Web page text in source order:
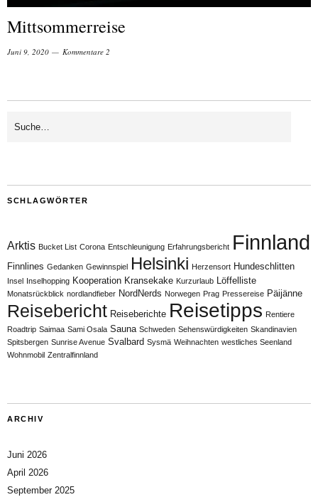
Mittsommerreise
Juni 9, 2020 Kommentare 2
SCHLAGWÖRTER
Arktis Bucket List Corona Entschleunigung Erfahrungsbericht Finnland
Finnlines Gedanken Gewinnspiel Helsinki Herzensort Hundeschlitten
Insel Inselhopping Kooperation Kransekake Kurzurlaub Löffelliste
Monatsrückblick nordlandfieber NordNerds Norwegen Prag Pressereise Päijänne
Reisebericht Reiseberichte Reisetipps Rentiere
Roadtrip Saimaa Sami Osala Sauna Schweden Sehenswürdigkeiten Skandinavien
Spitsbergen Sunrise Avenue Svalbard Sysmä Weihnachten westliches Seenland
Wohnmobil Zentralfinnland
ARCHIV
Juni 2026
April 2026
September 2025